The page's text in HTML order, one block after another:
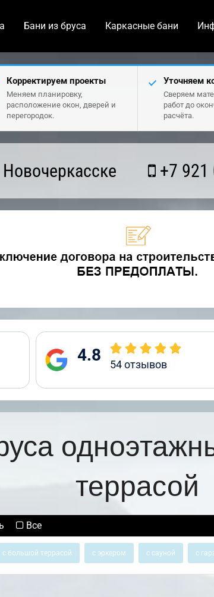
Бани из бруса Каркасные бани
Корректируем проекты
Меняем планировку,
расположение окон, дверей и
перегородок.
Уточняем
Сверяем
работ до
расчёта.
+7 921
4.8 54отзывов
террасой
Все
с большой террасой с эркером с сауной с